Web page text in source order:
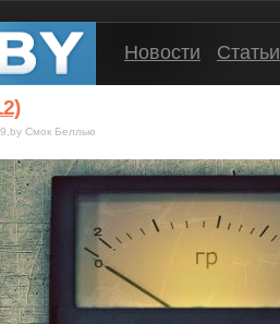
Новости Статьи
Смок Беллью